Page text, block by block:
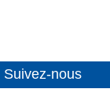
Suivez-nous